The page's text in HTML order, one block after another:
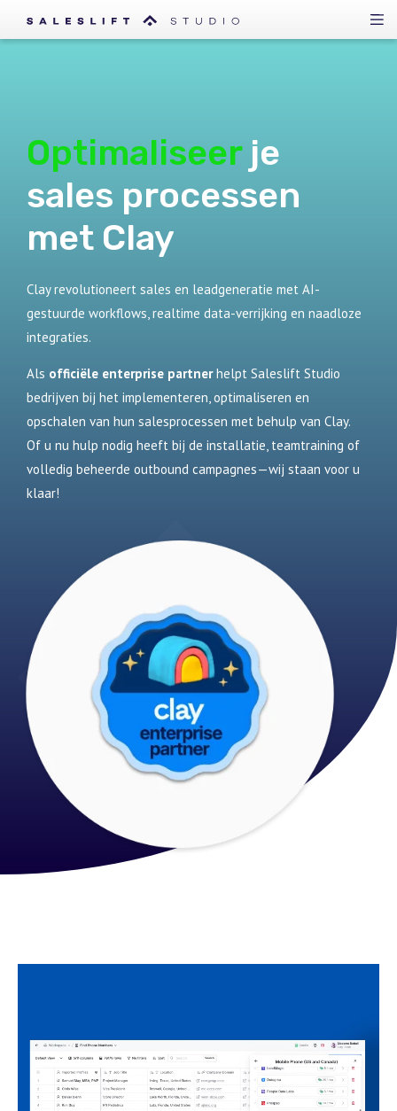
Optimaliseerje
sales processen
met Clay
Clay revolutioneert sales en leadgeneratie met AI-
gestuurde workflows, realtime data-verrijking en naadloze
integraties.
Als officiële enterprise partnerhelpt Saleslift Studio
bedrijven bij het implementeren, optimaliseren en
opschalen van hun salesprocessen met behulp van Clay.
Of u nu hulp nodig heeft bij de installatie, teamtraining of
volledig beheerde outbound campagnes—wij staan voor u
klaar!